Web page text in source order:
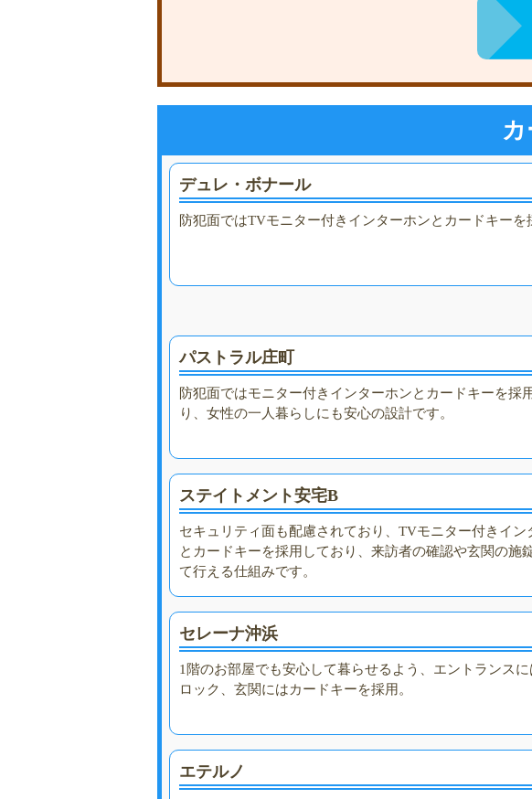
デュレ・ボナール
防犯面ではTVモニター付きインターホンとカードキーを
パストラル庄町
防犯面ではモニター付きインターホンとカードキーを採
り、女性の一人暮らしにも安心の設計です。
ステイトメント安宅B
セキュリティ面も配慮されており、TVモニター付きイン
とカードキーを採用しており、来訪者の確認や玄関の施
て行える仕組みです。
セレーナ沖浜
1階のお部屋でも安心して暮らせるよう、エントランスに
ロック、玄関にはカードキーを採用。
エテルノ